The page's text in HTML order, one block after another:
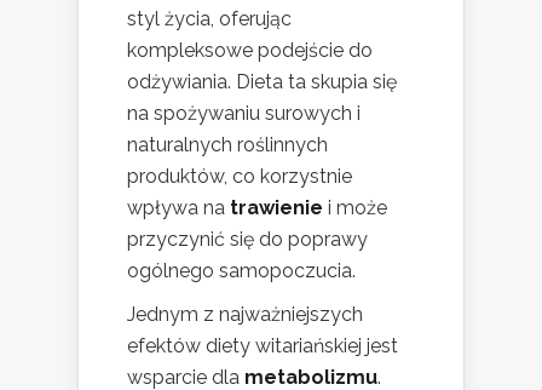
styl życia, oferując
kompleksowe podejście do
odżywiania. Dieta ta skupia się
na spożywaniu surowych i
naturalnych roślinnych
produktów, co korzystnie
wpływa na trawienie i może
przyczynić się do poprawy
ogólnego samopoczucia.
Jednym z najważniejszych
efektów diety witariańskiej jest
wsparcie dla metabolizmu.